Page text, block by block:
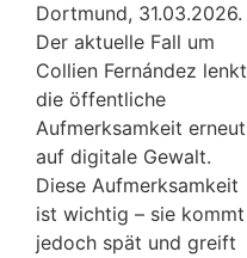
Dortmund, 31.03.2026.
Der aktuelle Fall um
Collien Fernández lenkt
die öffentliche
Aufmerksamkeit erneut
auf digitale Gewalt.
Diese Aufmerksamkeit
ist wichtig – sie kommt
jedoch spät und greift